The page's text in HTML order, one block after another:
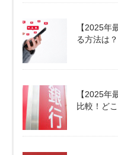
【2025年
る方法は
【2025年
比較！ど